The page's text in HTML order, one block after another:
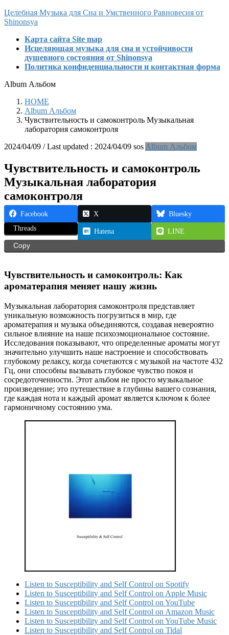
Skip
to
content
Skip
to
Navigation
Целебная Музыка для Сна и Умственного Равновесия от
Shinonsya
Карта сайта Site map
Исцеляющая музыка для сна и устойчивости
душевного состояния от Shinonsya
Политика конфиденциальности и контактная форма
Album Альбом
HOME
Album Альбом
Чувствительность и самоконтроль Музыкальная
лаборатория самоконтроля
2024/04/09 / Last updated : 2024/04/09 sos Album Альбом
Чувствительность и самоконтроль
Музыкальная лаборатория
самоконтроля
Facebook X
Bluesky
Threads
Hatena
LINE
Copy
Чувствительность и самоконтроль: Как
ароматерапия меняет нашу жизнь
Музыкальная лаборатория самоконтроля представляет
уникальную возможность погрузиться в мир, где
ароматерапия и музыка объединяются, создавая невероятно
сильное влияние на наше психоэмоциональное состояние.
Исследования показывают, что определенные ароматы могут
значительно улучшить наше настроение и способствовать
глубокому релаксу, когда сочетаются с музыкой на частоте 432
Гц, они способны вызывать глубокое чувство покоя и
сосредоточенности. Этот альбом не просто музыкальное
произведение; это путешествие в глубины вашего сознания,
где каждая нота и каждый аромат является ключом к более
гармоничному состоянию ума.
Listen to Susceptibility and Self Control on Spotify
Listen to Susceptibility and Self Control on Apple Music
Listen to Susceptibility and Self Control on YouTube
Listen to Susceptibility and Self Control on Amazon Music
Listen to Susceptibility and Self Control on YouTube Music
Listen to Susceptibility and Self Control on Tidal